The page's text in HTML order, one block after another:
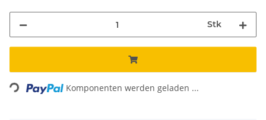
Stk
Loading... Komponenten werden geladen ...